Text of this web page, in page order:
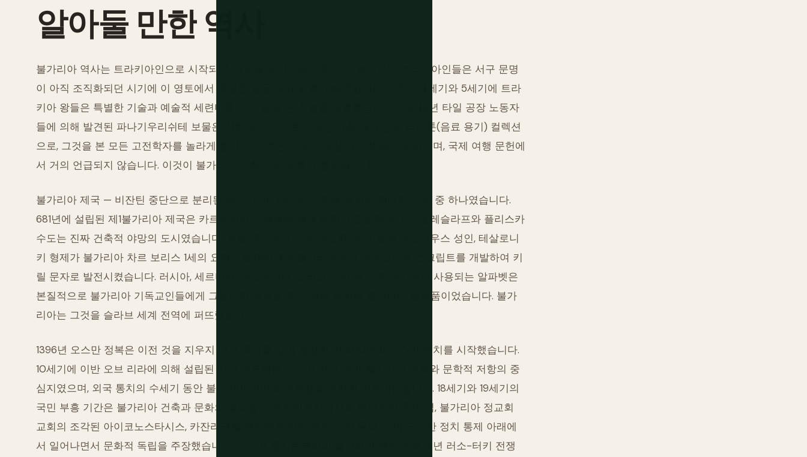
알아둘 만한 역사
불가리아 역사는 트라키아인으로 시작되며, 그곳에서 시작해야 합니다. 왜냐하면 트라키아인들은 서구 문명
이 아직 조직화되던 시기에 이 영토에서 특별한 일을 하고 있었기 때문입니다. 기원전 4세기와 5세기에 트라
키아 왕들은 특별한 기술과 예술적 세련미를 가진 금과 은 작업을 의뢰했습니다 — 1949년 타일 공장 노동자
들에 의해 발견된 파나기우리쉬테 보물은 신화적 장면으로 장식된 아홉 개의 순금 라이톤(음료 용기) 컬렉션
으로, 그것을 본 모든 고전학자를 놀라게 합니다. 그것은 소피아 국립 역사 박물관에 있으며, 국제 여행 문헌에
서 거의 언급되지 않습니다. 이것이 불가리아 문화 관광의 핵심 불공평입니다.
불가리아 제국 — 비잔틴 중단으로 분리된 하나가 아닌 두 개 — 중세 유럽의 위대한 강국 중 하나였습니다.
681년에 설립된 제1불가리아 제국은 카르파티아 산맥에서 에게 해까지 도달했습니다. 프레슬라프와 플리스카
수도는 진짜 건축적 야망의 도시였습니다. 유럽 역사에서 가장 중요한 점: 키릴과 메토디우스 성인, 테살로니
키 형제가 불가리아 차르 보리스 1세의 요청으로 860년대 불가리아에서 글라고리틱 스크립트를 개발하여 키
릴 문자로 발전시켰습니다. 러시아, 세르비아, 우크라이나, 그리고 수십 개 다른 국가에서 사용되는 알파벳은
본질적으로 불가리아 기독교인들에게 그들만의 성경을 주기 위해 의뢰된 불가리아 발명품이었습니다. 불가
리아는 그것을 슬라브 세계 전역에 퍼뜨렸습니다.
1396년 오스만 정복은 이전 것을 지우지 않고 국가를 깊이 형성한 약 500년의 오스만 통치를 시작했습니다.
10세기에 이반 오브 리라에 의해 설립된 리라 수도원은 오스만 기간 동안 불가리아 문화와 문학적 저항의 중
심지였으며, 외국 통치의 수세기 동안 불가리아 언어와 정체성을 유지한 기관이었습니다. 18세기와 19세기의
국민 부흥 기간은 불가리아 건축과 문화의 꽃피움 — 코프리브시티차의 페인트된 목재 집, 불가리아 정교회
교회의 조각된 아이코노스타시스, 카잔라크를 부유하게 만든 로즈 오일 무역 — 이 오스만 정치 통제 아래에
서 일어나면서 문화적 독립을 주장했습니다. 오스만 통치로부터의 불가리아 해방은 1878년 러소-터키 전쟁